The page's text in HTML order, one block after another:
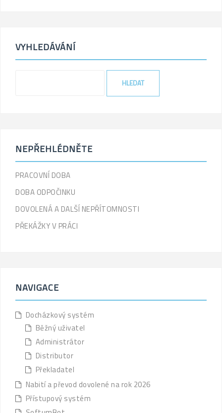
VYHLEDÁVÁNÍ
)
.
'
NEPŘEHLÉDNĚTE
PRACOVNÍ DOBA
DOBA ODPOČINKU
DOVOLENÁ A DALŠÍ NEPŘÍTOMNOSTI
PŘEKÁŽKY V PRÁCI
NAVIGACE
Docházkový systém
Běžný uživatel
Administrátor
Distributor
Překladatel
Nabití a převod dovolené na rok 2026
Přístupový systém